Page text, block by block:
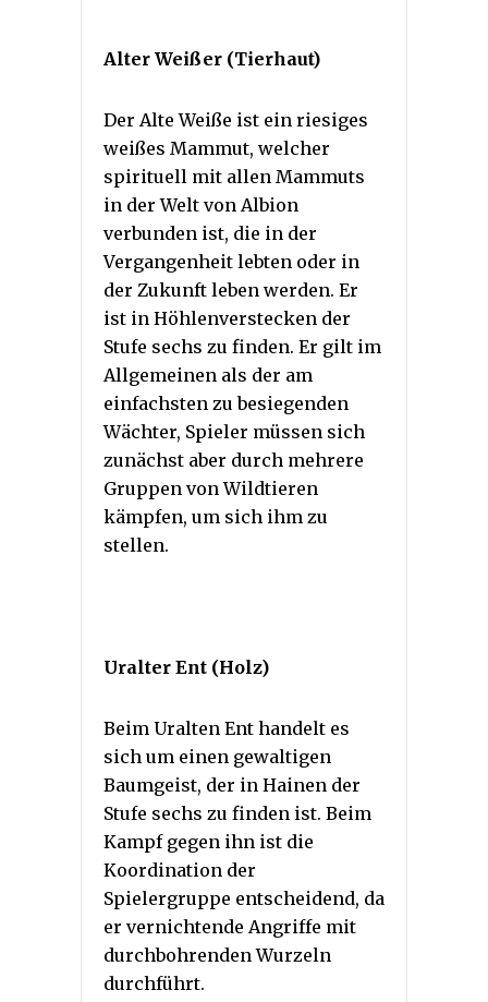
Alter Weißer (Tierhaut)
Der Alte Weiße ist ein riesiges
weißes Mammut, welcher
spirituell mit allen Mammuts
in der Welt von Albion
verbunden ist, die in der
Vergangenheit lebten oder in
der Zukunft leben werden. Er
ist in Höhlenverstecken der
Stufe sechs zu finden. Er gilt im
Allgemeinen als der am
einfachsten zu besiegenden
Wächter, Spieler müssen sich
zunächst aber durch mehrere
Gruppen von Wildtieren
kämpfen, um sich ihm zu
stellen.
Uralter Ent (Holz)
Beim Uralten Ent handelt es
sich um einen gewaltigen
Baumgeist, der in Hainen der
Stufe sechs zu finden ist. Beim
Kampf gegen ihn ist die
Koordination der
Spielergruppe entscheidend, da
er vernichtende Angriffe mit
durchbohrenden Wurzeln
durchführt.